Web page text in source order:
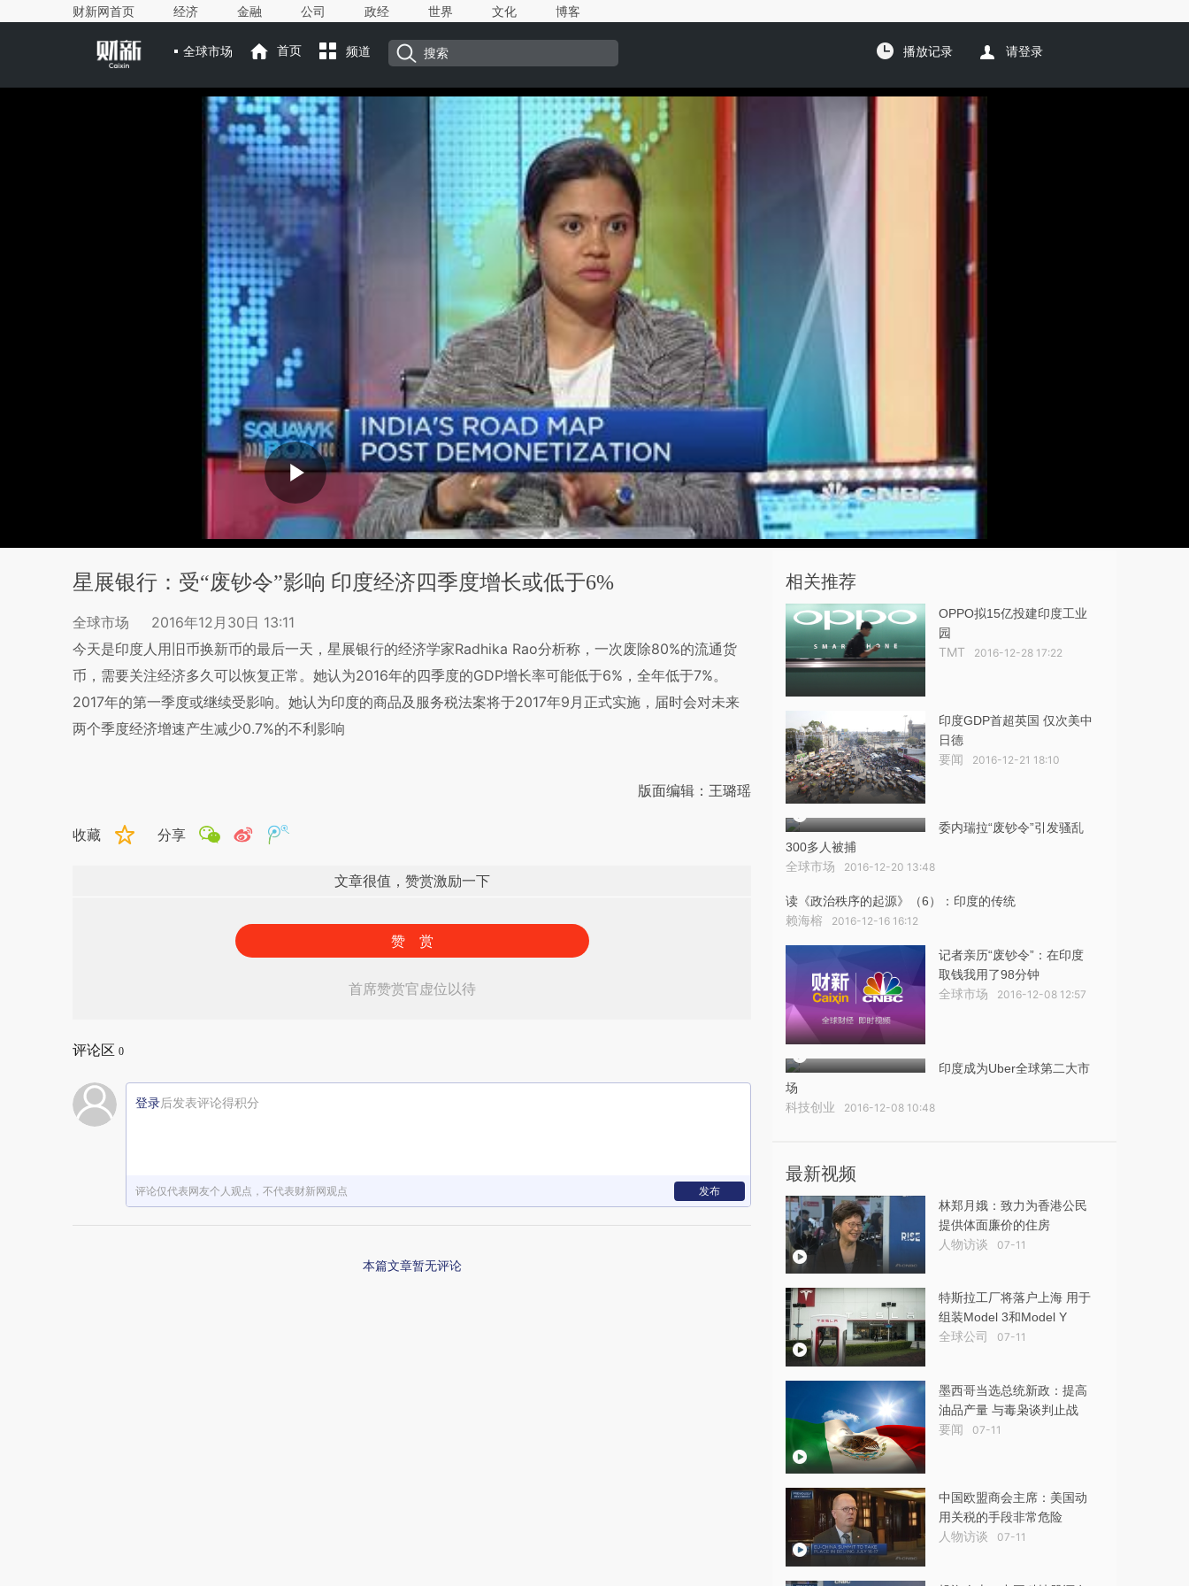
财新网首页 经济 金融 公司 政经 世界 文化 博客
全球市场 首页 频道 播放记录 请登录
星展银行：受“废钞令”影响 印度经济四季度增长或低于6%
全球市场
2016年12月30日 13:11
今天是印度人用旧币换新币的最后一天，星展银行的经济学家Radhika Rao分析称，一次废除80%的流通货
币，需要关注经济多久可以恢复正常。她认为2016年的四季度的GDP增长率可能低于6%，全年低于7%。
2017年的第一季度或继续受影响。她认为印度的商品及服务税法案将于2017年9月正式实施，届时会对未来
两个季度经济增速产生减少0.7%的不利影响
版面编辑：王璐瑶
收藏 分享
文章很值，赞赏激励一下
赞 赏
首席赞赏官虚位以待
评论区 0
登录后发表评论得积分
评论仅代表网友个人观点，不代表财新网观点 发布
本篇文章暂无评论
相关推荐
OPPO拟15亿投建印度工业
园
TMT 2016-12-28 17:22
印度GDP首超英国 仅次美中
日德
要闻 2016-12-21 18:10
委内瑞拉“废钞令”引发骚乱
300多人被捕
全球市场 2016-12-20 13:48
读《政治秩序的起源》（6）：印度的传统
赖海榕 2016-12-16 16:12
记者亲历“废钞令”：在印度
取钱我用了98分钟
全球市场 2016-12-08 12:57
印度成为Uber全球第二大市
场
科技创业 2016-12-08 10:48
最新视频
林郑月娥：致力为香港公民
提供体面廉价的住房
人物访谈 07-11
特斯拉工厂将落户上海 用于
组装Model 3和Model Y
全球公司 07-11
墨西哥当选总统新政：提高
油品产量 与毒枭谈判止战
要闻 07-11
中国欧盟商会主席：美国动
用关税的手段非常危险
人物访谈 07-11